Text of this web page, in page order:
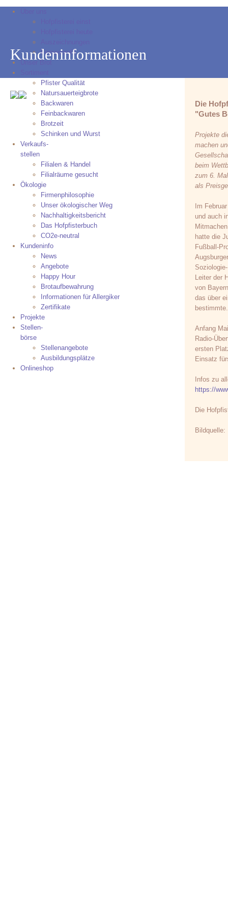
Firmenprofil
Pfister Qualität
Natursauerteigbrote
Backwaren
Feinbackwaren
Brotzeit
Schinken und Wurst
Verkaufs-
stellen
Filialen & Handel
Filialräume gesucht
Ökologie
Firmenphilosophie
Unser ökologischer Weg
Nachhaltigkeitsbericht
Das Hofpfisterbuch
CO2e-neutral
Kundeninfo
News
Angebote
Happy Hour
Brotaufbewahrung
Informationen für Allergiker
Zertifikate
Projekte
Stellen-
börse
Stellenangebote
Ausbildungsplätze
Onlineshop
Kundeninformationen
Die
"Gutes
Projekte
machen
beim
zum 6.
als
Im
und auch
hatte die
Fußball-
Leiter der
von
das über
bestimmte.
Anfang
Radio-
ersten
Einsatz
Infos zu
https://
Die
Bildquelle: